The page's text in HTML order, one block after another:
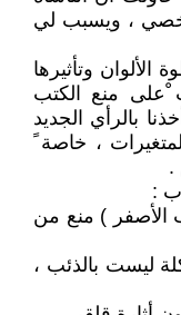
، ويسبب لي
وتأثيرها
ْعلى منع الكتب
بالرأي الجديد
، خاصة
.
:
الأصفر ) منع من
ليست بالذئب ،